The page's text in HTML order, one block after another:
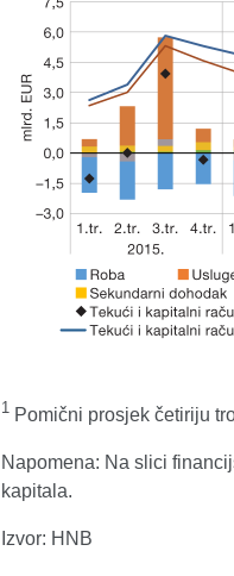
1 Pomični prosjek četiriju
Napomena: Na slici
kapitala.
Izvor: HNB